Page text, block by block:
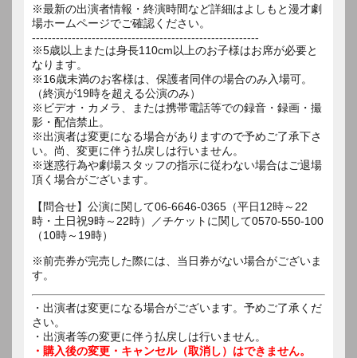
※最新の出演者情報・終演時間など詳細はよしもと漫才劇
場ホームページでご確認ください。
---------------------------------------------------------
※5歳以上または身長110cm以上のお子様はお席が必要と
なります。
※16歳未満のお客様は、保護者同伴の場合のみ入場可。
（終演が19時を超える公演のみ）
※ビデオ・カメラ、または携帯電話等での録音・録画・撮
影・配信禁止。
※出演者は変更になる場合がありますので予めご了承下さ
い。尚、変更に伴う払戻しは行いません。
※迷惑行為や劇場スタッフの指示に従わない場合はご退場
頂く場合がございます。
【問合せ】公演に関して06-6646-0365（平日12時～22
時・土日祝9時～22時）／チケットに関して0570-550-100
（10時～19時）
※前売券が完売した際には、当日券がない場合がございま
す。
・出演者は変更になる場合がございます。予めご了承くだ
さい。
・出演者等の変更に伴う払戻しは行いません。
・購入後の変更・キャンセル（取消し）はできません。